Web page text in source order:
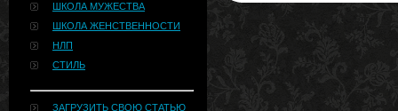
ШКОЛА МУЖЕСТВА
ШКОЛА ЖЕНСТВЕННОСТИ
НЛП
СТИЛЬ
ЗАГРУЗИТЬ СВОЮ СТАТЬЮ